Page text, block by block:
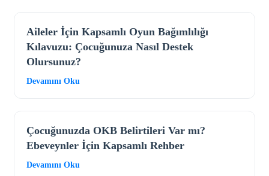
Aileler İçin Kapsamlı Oyun Bağımlılığı
Kılavuzu: Çocuğunuza Nasıl Destek
Olursunuz?
Devamını Oku
Çocuğunuzda OKB Belirtileri Var mı?
Ebeveynler İçin Kapsamlı Rehber
Devamını Oku